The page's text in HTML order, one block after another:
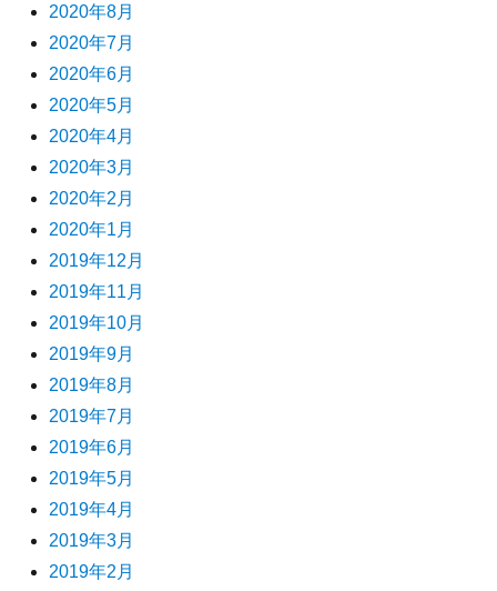
2020年8月
2020年7月
2020年6月
2020年5月
2020年4月
2020年3月
2020年2月
2020年1月
2019年12月
2019年11月
2019年10月
2019年9月
2019年8月
2019年7月
2019年6月
2019年5月
2019年4月
2019年3月
2019年2月